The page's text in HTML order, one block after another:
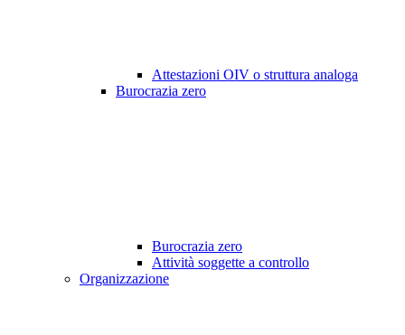
Attestazioni OIV o struttura analoga
Burocrazia zero
Burocrazia zero
Attività soggette a controllo
Organizzazione